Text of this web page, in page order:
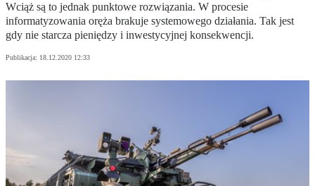
Wciąż są to jednak punktowe rozwiązania. W procesie
informatyzowania oręża brakuje systemowego działania. Tak jest
gdy nie starcza pieniędzy i inwestycyjnej konsekwencji.
Publikacja: 18.12.2020 12:33